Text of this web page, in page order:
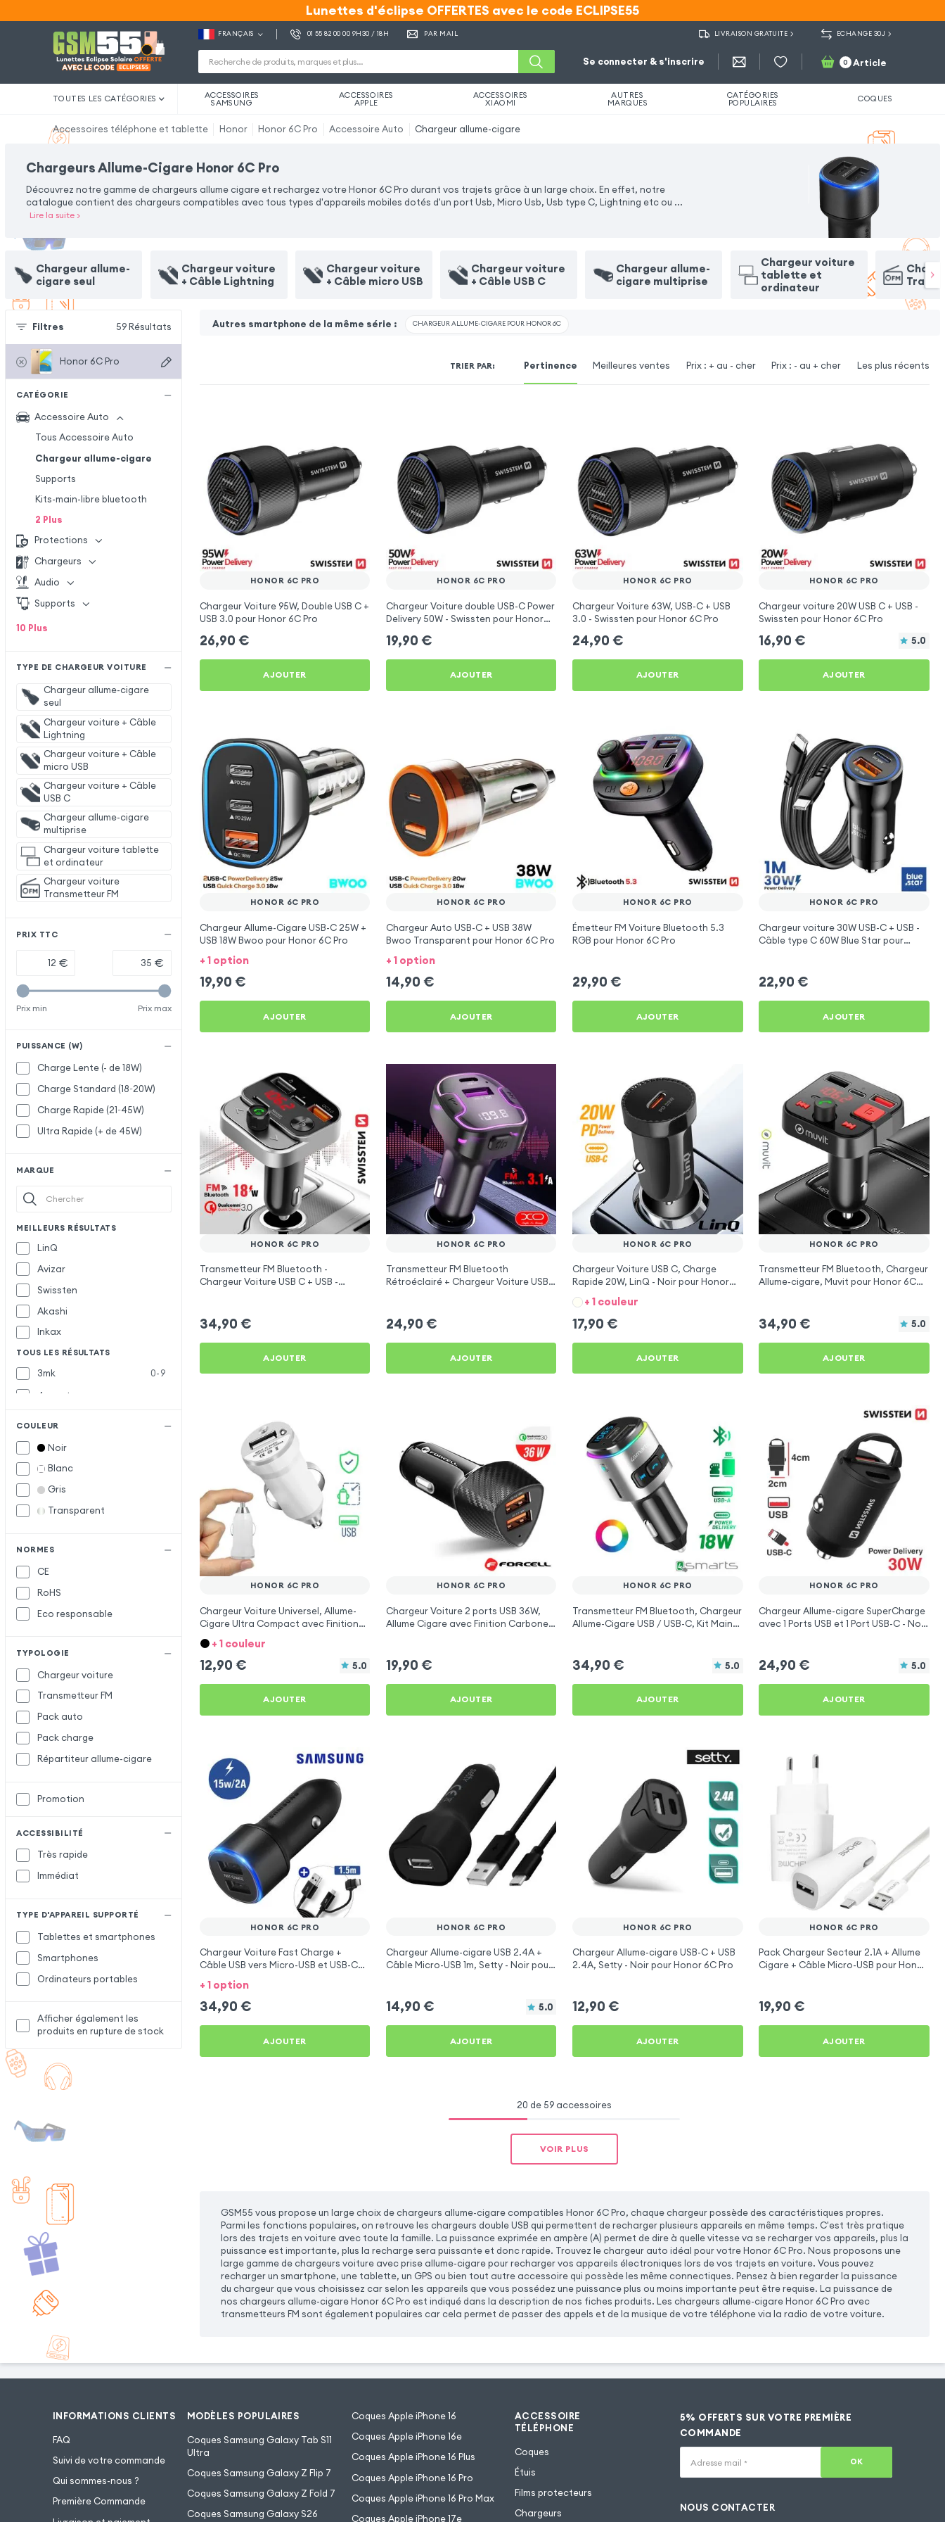
Lunettes d'éclipse OFFERTES avec le code ECLIPSE55
Lunettes d'éclipse OFFERTES avec le code ECLIPSE55
FRANÇAIS 01 55 82 00 00 9H30 / 18H PAR MAIL LIVRAISON GRATUITE ECHANGE 30J
Se connecter & s'inscrire 0 Article
TOUTES LES CATÉGORIES ACCESSOIRES
SAMSUNG
ACCESSOIRES
APPLE
ACCESSOIRES
XIAOMI
AUTRES
MARQUES
CATÉGORIES
POPULAIRES COQUES
Accessoires téléphone et tablette Honor Honor 6C Pro Accessoire Auto Chargeur allume-cigare
Chargeurs Allume-Cigare Honor 6C Pro
Découvrez notre gamme de chargeurs allume cigare et rechargez votre Honor 6C Pro durant vos trajets grâce à un large choix. En effet, notre
catalogue contient des chargeurs compatibles avec tous types d'appareils mobiles dotés d'un port Usb, Micro Usb, Usb type C, Lightning etc ou ...
Lire la suite>
Chargeur allume-
cigare seul
Chargeur voiture
+ Câble Lightning
Chargeur voiture
+ Câble micro USB
Chargeur voiture
+ Câble USB C
Chargeur allume-
cigare multiprise
Chargeur voiture
tablette et
ordinateur
Filtres 59 Résultats
Honor 6C Pro
CATÉGORIE
Accessoire Auto
Tous Accessoire Auto
Chargeur allume-cigare
Supports
Kits-main-libre bluetooth
2 Plus
Protections
Chargeurs
Audio
Supports
10 Plus
TYPE DE CHARGEUR VOITURE
Chargeur allume-cigare
seul
Chargeur voiture + Câble
Lightning
Chargeur voiture + Câble
micro USB
Chargeur voiture + Câble
USB C
Chargeur allume-cigare
multiprise
Chargeur voiture tablette
et ordinateur
Chargeur voiture
Transmetteur FM
PRIX TTC
€ €
Prix min Prix max
PUISSANCE (W)
Charge Lente (- de 18W)
Charge Standard (18~20W)
Charge Rapide (21~45W)
Ultra Rapide (+ de 45W)
MARQUE
MEILLEURS RÉSULTATS
LinQ
Avizar
Swissten
Akashi
Inkax
TOUS LES RÉSULTATS
3mk
0-9
4smarts
Forcell
Samsung
S
Satechi
Setty
X-Level
COULEUR
Noir
Blanc
Gris
Transparent
NORMES
CE
RoHS
Eco responsable
TYPOLOGIE
Chargeur voiture
Transmetteur FM
Pack auto
Pack charge
Répartiteur allume-cigare
Promotion
ACCESSIBILITÉ
Très rapide
Immédiat
TYPE D'APPAREIL SUPPORTÉ
Tablettes et smartphones
Smartphones
Ordinateurs portables
Afficher également les
produits en rupture de stock
Autres smartphone de la même série : CHARGEUR ALLUME-CIGARE POUR HONOR 6C
TRIER PAR: Pertinence Meilleures ventes Prix : + au - cher Prix : - au + cher Les plus récents
HONOR 6C PRO
Chargeur Voiture 95W, Double USB C +
USB 3.0 pour Honor 6C Pro
26,90 €
AJOUTER
HONOR 6C PRO
Chargeur Voiture double USB-C Power
Delivery 50W - Swissten pour Honor
19,90 €
AJOUTER
HONOR 6C PRO
Chargeur Voiture 63W, USB-C + USB
3.0 - Swissten pour Honor 6C Pro
24,90 €
AJOUTER
HONOR 6C PRO
Chargeur voiture 20W USB C + USB -
Swissten pour Honor 6C Pro
16,90 € 5.0
AJOUTER
HONOR 6C PRO
Chargeur Allume-Cigare USB-C 25W +
USB 18W Bwoo pour Honor 6C Pro
+ 1 option
19,90 €
AJOUTER
HONOR 6C PRO
Chargeur Auto USB-C + USB 38W
Bwoo Transparent pour Honor 6C Pro
+ 1 option
14,90 €
AJOUTER
HONOR 6C PRO
Émetteur FM Voiture Bluetooth 5.3
RGB pour Honor 6C Pro
29,90 €
AJOUTER
HONOR 6C PRO
Chargeur voiture 30W USB-C + USB -
Câble type C 60W Blue Star pour
22,90 €
AJOUTER
HONOR 6C PRO
Transmetteur FM Bluetooth -
Chargeur Voiture USB C + USB -
34,90 €
AJOUTER
HONOR 6C PRO
Transmetteur FM Bluetooth
Rétroéclairé + Chargeur Voiture USB
24,90 €
AJOUTER
HONOR 6C PRO
Chargeur Voiture USB C, Charge
Rapide 20W, LinQ - Noir pour Honor
6C Pro
+ 1 couleur
17,90 €
AJOUTER
HONOR 6C PRO
Transmetteur FM Bluetooth, Chargeur
Allume-cigare, Muvit pour Honor 6C
34,90 € 5.0
AJOUTER
HONOR 6C PRO
Chargeur Voiture Universel, Allume-
Cigare Ultra Compact avec Finition
Métallisée - Blanc
+ 1 couleur
12,90 € 5.0
AJOUTER
HONOR 6C PRO
Chargeur Voiture 2 ports USB 36W,
Allume Cigare avec Finition Carbone
19,90 €
AJOUTER
HONOR 6C PRO
Transmetteur FM Bluetooth, Chargeur
Allume-Cigare USB / USB-C, Kit Main
34,90 € 5.0
AJOUTER
HONOR 6C PRO
Chargeur Allume-cigare SuperCharge
avec 1 Ports USB et 1 Port USB-C - Noir
24,90 € 5.0
AJOUTER
HONOR 6C PRO
Chargeur Voiture Fast Charge +
Câble USB vers Micro-USB et USB-C
1.5m, Samsung - Noir pour Honor 6C
Pro
+ 1 option
34,90 €
AJOUTER
HONOR 6C PRO
Chargeur Allume-cigare USB 2.4A +
Câble Micro-USB 1m, Setty - Noir pour
14,90 € 5.0
AJOUTER
HONOR 6C PRO
Chargeur Allume-cigare USB-C + USB
2.4A, Setty - Noir pour Honor 6C Pro
12,90 €
AJOUTER
HONOR 6C PRO
Pack Chargeur Secteur 2.1A + Allume
Cigare + Câble Micro-USB pour Honor
19,90 €
AJOUTER
20 de 59 accessoires
VOIR PLUS
GSM55 vous propose un large choix de chargeurs allume-cigare compatibles Honor 6C Pro, chaque chargeur possède des caractéristiques propres.
Parmi les fonctions populaires, on retrouve les chargeurs double USB qui permettent de recharger plusieurs appareils en même temps. C'est très pratique
lors des trajets en voiture avec toute la famille. La puissance exprimée en ampère (A) permet de dire à quelle vitesse va se recharger vos appareils, plus la
puissance est importante, plus la recharge sera puissante et donc rapide. Trouvez le chargeur auto idéal pour votre Honor 6C Pro. Nous proposons une
large gamme de chargeurs voiture avec prise allume-cigare pour recharger vos appareils électroniques lors de vos trajets en voiture. Vous pouvez
recharger un smartphone, une tablette, un GPS ou bien tout autre accessoire qui possède les même connectiques. Pensez à bien regarder la puissance
du chargeur que vous choisissez car selon les appareils que vous possédez une puissance plus ou moins importante peut être requise. La puissance de
nos chargeurs allume-cigare Honor 6C Pro est indiqué dans la description de nos fiches produits. Les chargeurs allume-cigare Honor 6C Pro avec
transmetteurs FM sont également populaires car cela permet de passer des appels et de la musique de votre téléphone via la radio de votre voiture.
INFORMATIONS CLIENTS
FAQ
Suivi de votre commande
Qui sommes-nous ?
Première Commande
MODÈLES POPULAIRES
Coques Samsung Galaxy Tab S11
Ultra
Coques Samsung Galaxy Z Flip 7
Coques Samsung Galaxy Z Fold 7
Coques Samsung Galaxy S26
Coques Apple iPhone 16
Coques Apple iPhone 16e
Coques Apple iPhone 16 Plus
Coques Apple iPhone 16 Pro
Coques Apple iPhone 16 Pro Max
Coques Apple iPhone 17e
ACCESSOIRE
TÉLÉPHONE
Coques
Étuis
Films protecteurs
Chargeurs
5% OFFERTS SUR VOTRE PREMIÈRE
COMMANDE
Adresse mail * OK
NOUS CONTACTER